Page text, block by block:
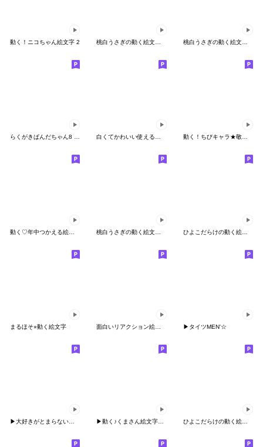
動く！ニコちゃん絵文字 2 桃白うさぎの動く絵文字⑥
らくがきぱんだちゃん8 動く絵文字 白くてかわいい使える子▶︎動く絵文字 動く！ちびキャラ★敬語絵文字
ひよこだらけの動く絵文字④
まるほそ⭐︎動く絵文字 ▶︎タイツMEN'☆
▶︎大好きがとまらないパンダちゃん❤️ ▶︎動く♪くまさん絵文字☆【修正版】 ひよこだらけの動く絵文字⑥